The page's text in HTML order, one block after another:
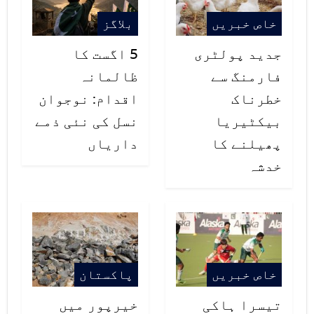
ہوئی، لواحقین کے وکیل کا کہنا ہے
کہ موت دل کے امراض کی وجہ سے نہیں
ہوئی، جیسا کہ سرکاری رپورٹ میں
بتایا گیا ہے.
امریکا میں سیاہ فام شہری جارج
فلائیڈ کی پولیس تحویل میں قتل کے
خلاف جاری مظاہروں میں شدت آگئی ہے،
مظاہرین کو منتشر کرنے کے لیے وائٹ
ہاؤس کے باہر آنسو گیس کی شیلنگ اور
ربڑ کی گولیاں بھی برسائی گئیں جب
خاص خبریں
جدید پولٹری
فارمنگ سے
خطرناک
بیکٹیریا
پھیلنے کا
خدشہ
بلاگز
5 اگست کا
ظالمانہ
اقدام: نوجوان
نسل کی نئی ذمے
داریاں
خاص خبریں
تیسرا ہاکی
پاکستان
خیرپور میں